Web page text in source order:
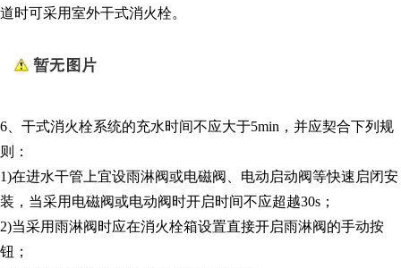
道时可采用室外干式消火栓。
6、干式消火栓系统的充水时间不应大于5min，并应契合下列规
则：
1)在进水干管上宜设雨淋阀或电磁阀、电动启动阀等快速启闭安
装，当采用电磁阀或电动阀时开启时间不应超越30s；
2)当采用雨淋阀时应在消火栓箱设置直接开启雨淋阀的手动按
钮；